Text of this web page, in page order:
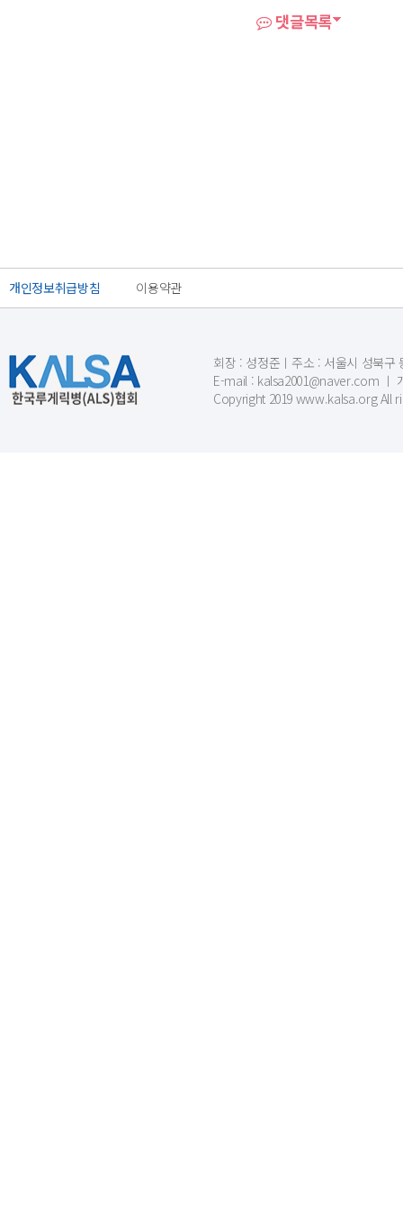
댓글목록
개인정보취급방침 이용약관
회장 : 성정준ㅣ주소 : 서울시 성북구
E-mail : kalsa2001@naver.com ㅣ
Copyright 2019 www.kalsa.org All